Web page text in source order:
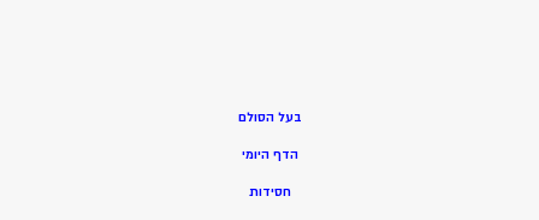
בעל הסולם
הדף היומי
חסידות